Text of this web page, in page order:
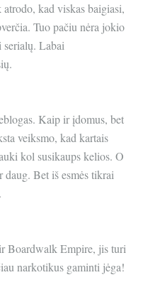
kad viskas baigiasi,
Tuo pačiu nėra jokio
serialų. Labai
Kaip ir įdomus, bet
veiksmo, kad kartais
kol susikaups kelios. O
Bet iš esmės tikrai
Boardwalk Empire, jis turi
narkotikus gaminti jėga!